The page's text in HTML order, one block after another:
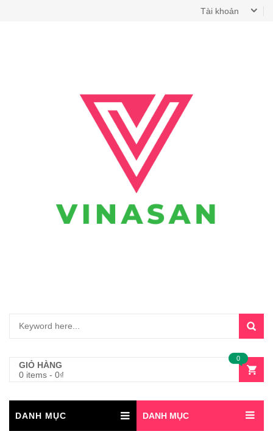
Tài khoản
GIỎ HÀNG
0 items - 0₫
0
DANH MỤC DANH MỤC